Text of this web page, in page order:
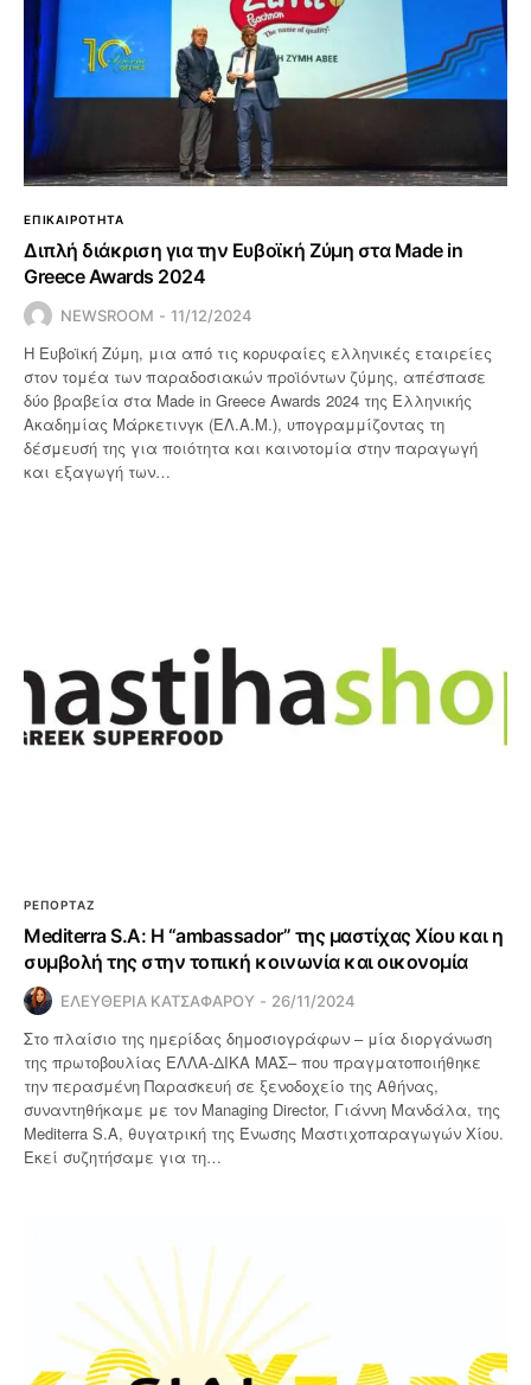
ΕΠΙΚΑΙΡΟΤΗΤΑ
Διπλή διάκριση για την Ευβοϊκή Ζύμη στα Made in
Greece Awards 2024
NEWSROOM 11/12/2024
Η Ευβοϊκή Ζύμη, μια από τις κορυφαίες ελληνικές εταιρείες
στον τομέα των παραδοσιακών προϊόντων ζύμης, απέσπασε
δύο βραβεία στα Made in Greece Awards 2024 της Ελληνικής
Ακαδημίας Μάρκετινγκ (ΕΛ.Α.Μ.), υπογραμμίζοντας τη
δέσμευσή της για ποιότητα και καινοτομία στην παραγωγή
και εξαγωγή των…
ΡΕΠΟΡΤΑΖ
Mediterra S.A: Η “ambassador” της μαστίχας Χίου και η
συμβολή της στην τοπική κοινωνία και οικονομία
ΕΛΕΥΘΕΡΙΑ ΚΑΤΣΑΦΑΡΟΥ 26/11/2024
Στο πλαίσιο της ημερίδας δημοσιογράφων – μία διοργάνωση
της πρωτοβουλίας ΕΛΛΑ-ΔΙΚΑ ΜΑΣ– που πραγματοποιήθηκε
την περασμένη Παρασκευή σε ξενοδοχείο της Αθήνας,
συναντηθήκαμε με τον Managing Director, Γιάννη Μανδάλα, της
Mediterra S.A, θυγατρική της Ένωσης Μαστιχοπαραγωγών Χίου.
Εκεί συζητήσαμε για τη…